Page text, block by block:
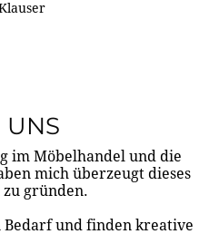
UNS
im Möbelhandel und die
mich überzeugt dieses
gründen.
Bedarf und finden kreative